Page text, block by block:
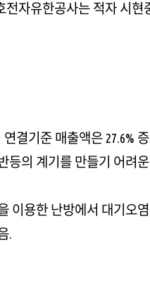
전자유한공사는 적자 시
결기준 매출액은 27.6%
등의 계기를 만들기 어려
이용한 난방에서 대기오
.